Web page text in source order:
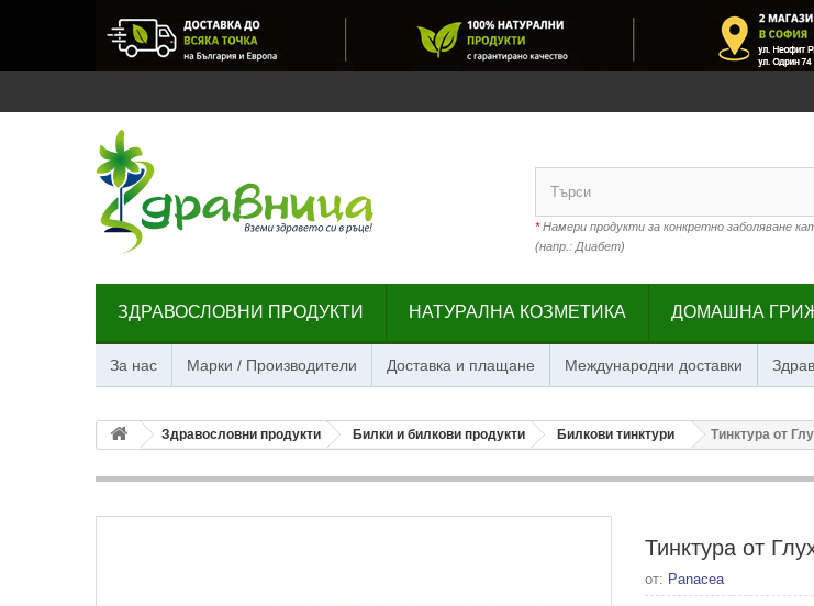
*Намери продукти за конкретно заболяване
(напр.: Диабет)
ЗДРАВОСЛОВНИ ПРОДУКТИ НАТУРАЛНА КОЗМЕТИКА ДОМАШНА
За нас Марки / Производители Доставка и плащане Международни доставки
Здравословни продукти Билки и билкови продукти Билкови тинктури Тинктура от
Тинктура от
от: Panacea